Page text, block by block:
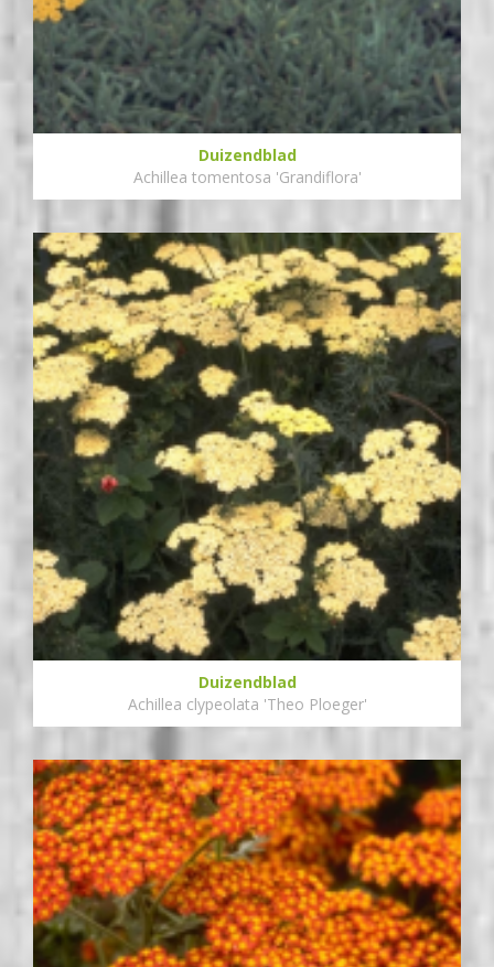
Duizendblad
Achillea tomentosa 'Grandiflora'
Duizendblad
Achillea clypeolata 'Theo Ploeger'